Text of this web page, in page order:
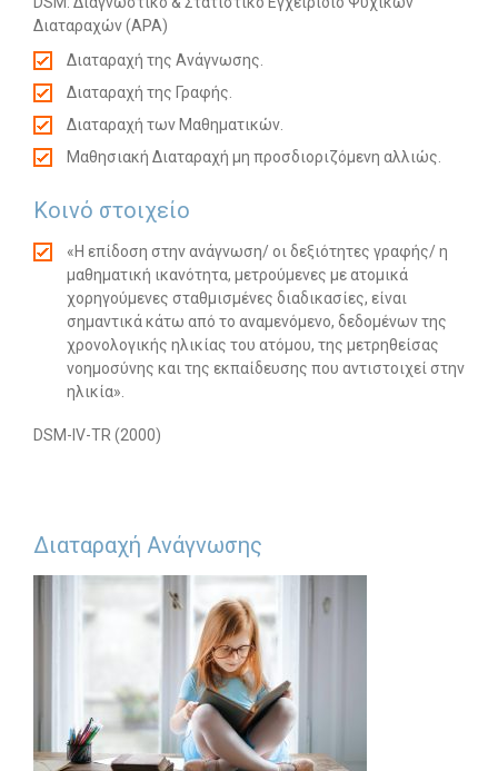
Διαταραχών (APA)
Διαταραχή της Ανάγνωσης.
Διαταραχή της Γραφής.
Διαταραχή των Μαθηματικών.
Μαθησιακή Διαταραχή μη προσδιοριζόμενη αλλιώς.
Κοινό στοιχείο
«Η επίδοση στην ανάγνωση/ οι δεξιότητες γραφής/ η
μαθηματική ικανότητα, μετρούμενες με ατομικά
χορηγούμενες σταθμισμένες διαδικασίες, είναι
σημαντικά κάτω από το αναμενόμενο, δεδομένων της
χρονολογικής ηλικίας του ατόμου, της μετρηθείσας
νοημοσύνης και της εκπαίδευσης που αντιστοιχεί στην
ηλικία».
DSM-IV-TR (2000)
Διαταραχή Ανάγνωσης